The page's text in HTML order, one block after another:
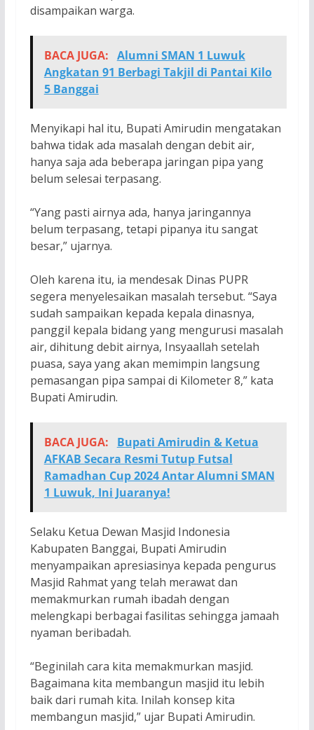
disampaikan warga.
BACA JUGA: Alumni SMAN 1 Luwuk
Angkatan 91 Berbagi Takjil di Pantai Kilo
5 Banggai
Menyikapi hal itu, Bupati Amirudin mengatakan
bahwa tidak ada masalah dengan debit air,
hanya saja ada beberapa jaringan pipa yang
belum selesai terpasang.
“Yang pasti airnya ada, hanya jaringannya
belum terpasang, tetapi pipanya itu sangat
besar,” ujarnya.
Oleh karena itu, ia mendesak Dinas PUPR
segera menyelesaikan masalah tersebut. “Saya
sudah sampaikan kepada kepala dinasnya,
panggil kepala bidang yang mengurusi masalah
air, dihitung debit airnya, Insyaallah setelah
puasa, saya yang akan memimpin langsung
pemasangan pipa sampai di Kilometer 8,” kata
Bupati Amirudin.
BACA JUGA:
Bupati Amirudin & Ketua
AFKAB Secara Resmi Tutup Futsal
Ramadhan Cup 2024 Antar Alumni SMAN
1 Luwuk, Ini Juaranya!
Selaku Ketua Dewan Masjid Indonesia
Kabupaten Banggai, Bupati Amirudin
menyampaikan apresiasinya kepada pengurus
Masjid Rahmat yang telah merawat dan
memakmurkan rumah ibadah dengan
melengkapi berbagai fasilitas sehingga jamaah
nyaman beribadah.
“Beginilah cara kita memakmurkan masjid.
Bagaimana kita membangun masjid itu lebih
baik dari rumah kita. Inilah konsep kita
membangun masjid,” ujar Bupati Amirudin.